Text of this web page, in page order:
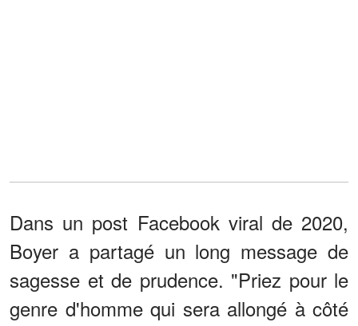
Dans un post Facebook viral de 2020,
Boyer a partagé un long message de
sagesse et de prudence. "Priez pour le
genre d'homme qui sera allongé à côté